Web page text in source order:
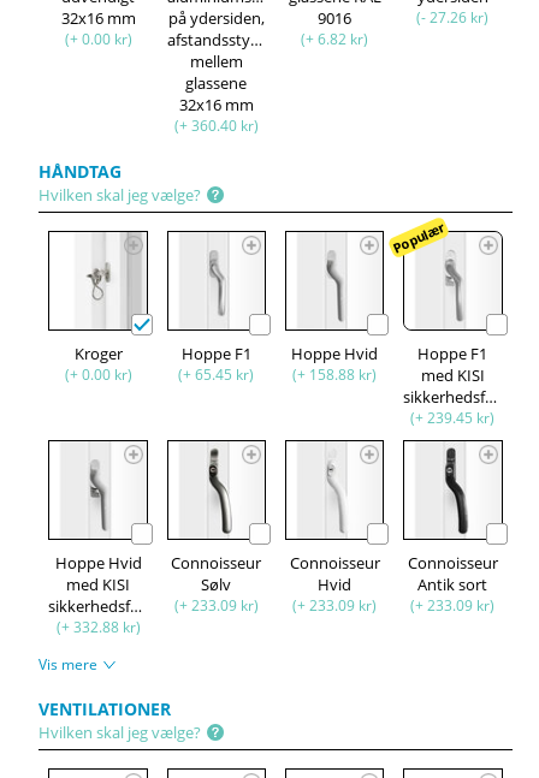
32x16 mm
(+ 0.00 kr)
på ydersiden,
afstandsstykke
mellem
glassene
32x16 mm
(+ 360.40 kr)
9016
(+ 6.82 kr)
(- 27.26 kr)
HÅNDTAG
Hvilken skal jeg vælge?
Kroger
(+ 0.00 kr)
Hoppe F1
(+ 65.45 kr)
Hoppe Hvid
(+ 158.88 kr)
Populær
Hoppe F1
med KISI
sikkerhedsfunktion
(+ 239.45 kr)
Hoppe Hvid
med KISI
sikkerhedsfunktion
(+ 332.88 kr)
Connoisseur
Sølv
(+ 233.09 kr)
Connoisseur
Hvid
(+ 233.09 kr)
Connoisseur
Antik sort
(+ 233.09 kr)
Vis mere
VENTILATIONER
Hvilken skal jeg vælge?